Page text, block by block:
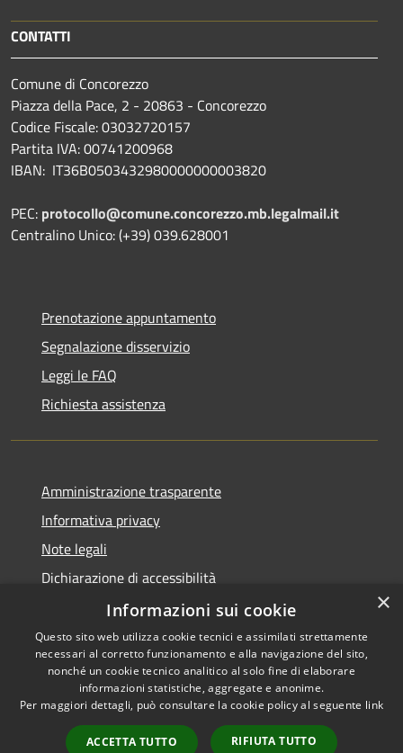
CONTATTI
Comune di Concorezzo
Piazza della Pace, 2 - 20863 - Concorezzo
Codice Fiscale: 03032720157
Partita IVA: 00741200968
IBAN: IT36B0503432980000000003820
PEC: protocollo@comune.concorezzo.mb.legalmail.it
Centralino Unico: (+39) 039.628001
Prenotazione appuntamento
Segnalazione disservizio
Leggi le FAQ
Richiesta assistenza
Amministrazione trasparente
Informativa privacy
Note legali
Dichiarazione di accessibilità
Whistleblowing
RSS
Accessibilità
Copyright © 2026 • Comune di
Concorezzo • Powered by
Municipium•
Accesso
×
Informazioni sui cookie
Questo sito web utilizza cookie tecnici e assimilati strettamente
necessari al corretto funzionamento e alla navigazione del sito,
nonché un cookie tecnico analitico al solo fine di elaborare
informazioni statistiche, aggregate e anonime.
Per maggiori dettagli, può consultare la cookie policy al seguente link
ACCETTA TUTTO RIFIUTA TUTTO